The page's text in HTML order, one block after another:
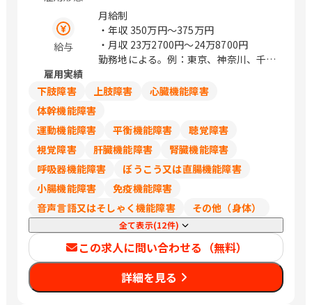
号 （近江伊吹館 1階） 滋賀県彦根市大
東町14番25号 （上野第Ⅶビル 3階） 京
都府京都市中京区烏丸通御池下る梅屋町
358番地 （アーバネックス御池ビル西館
津川市兜台6丁目6－4 （総合住宅研究所
大阪府箕面市船場東1-10-33 大阪府枚方
市新町一丁目10番1号 （レジデンス櫂枚
方駅前102号） 大阪府堺市北区長曽根町
目17番32号 松本ビル 大阪市北区大淀中
1-1-93 （梅田スカイビルガーデンシッ
クス3階） 兵庫県明石市大明石町2丁目
1-32 （ラ スーノ明石公園前ビル） 兵庫
県姫路市東延末1-1 （姫路NKビル1F）
兵庫県西宮市両度町6－30 和歌山県和歌
山市杉ノ馬場一丁目1番地FK
BUILDING3階 鳥取県米子市米原4丁目2
給与
月給制
・年収 350万円〜375万円
・月収 23万2700円〜24万8700円
勤務地による。例：東京、神奈川、千
雇用実績
下肢障害
上肢障害
心臓機能障害
体幹機能障害
運動機能障害
平衡機能障害
聴覚障害
視覚障害
肝臓機能障害
腎臓機能障害
呼吸器機能障害
ぼうこう又は直腸機能障害
小腸機能障害
免疫機能障害
音声言語又はそしゃく機能障害
その他（身体）
全て表示(12件)
この求人に問い合わせる（無料）
詳細を見る